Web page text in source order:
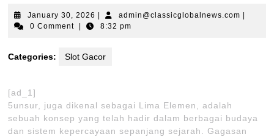
January 30, 2026 January
30,
admin@classicglobalnews.com
0 Comment
8:32 pm
Categories: Slot Gacor
[ad_1]
5unsur, juga dikenal sebagai Lima Elemen, adalah
sebuah konsep yang telah hadir dalam berbagai budaya
dan sistem kepercayaan sepanjang sejarah. Gagasan